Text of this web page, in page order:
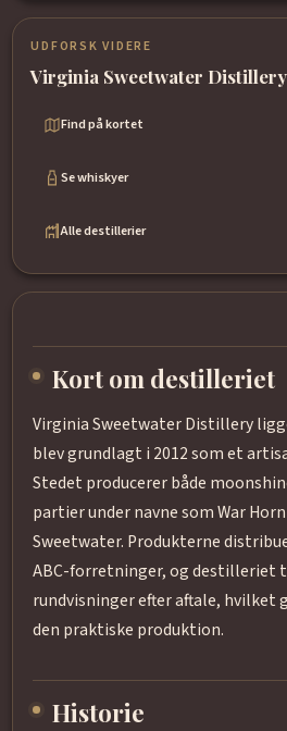
UDFORSK VIDERE
Virginia Sweetwater Distillery
Find på kortet
Se whiskyer
Alle destillerier
Kort om destilleriet
Virginia Sweetwater Distillery
blev grundlagt i 2012 som et
Stedet producerer både
partier under navne som War
Sweetwater. Produkterne
ABC-forretninger, og destilleriet
rundvisninger efter aftale, hvilket
den praktiske produktion.
Historie